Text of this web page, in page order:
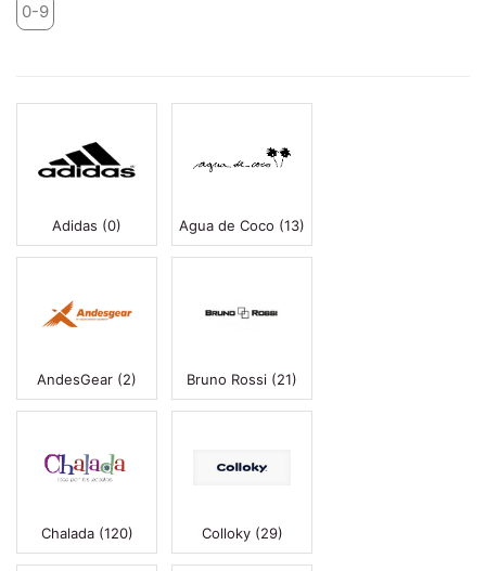
0-9
Adidas (0) Agua de Coco (13)
AndesGear (2) Bruno Rossi (21)
Chalada(120) Colloky(29)